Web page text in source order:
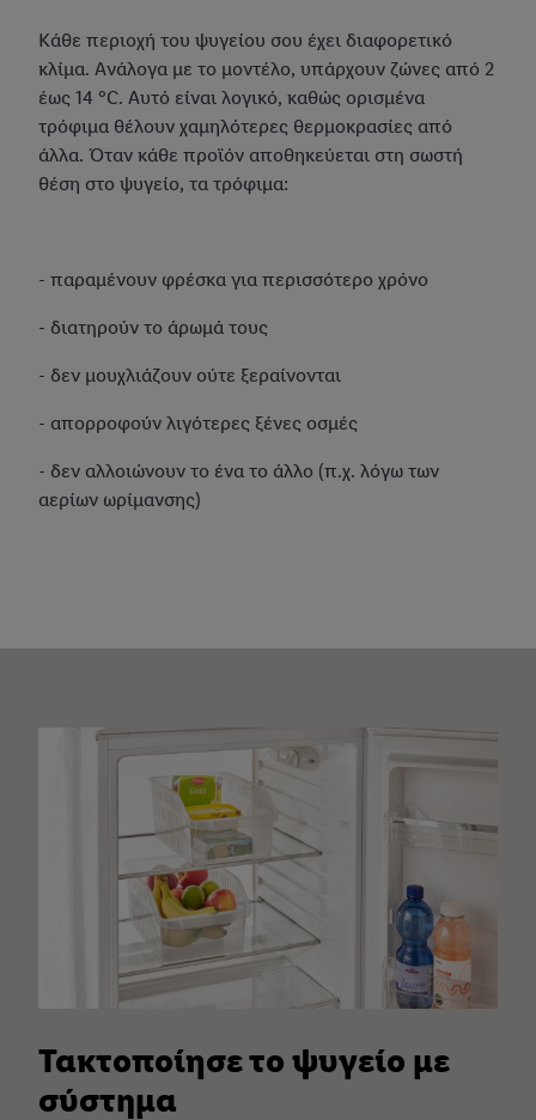
Κάθε περιοχή του ψυγείου σου έχει διαφορετικό
κλίμα. Ανάλογα με το μοντέλο, υπάρχουν ζώνες από 2
έως 14 °C. Αυτό είναι λογικό, καθώς ορισμένα
τρόφιμα θέλουν χαμηλότερες θερμοκρασίες από
άλλα. Όταν κάθε προϊόν αποθηκεύεται στη σωστή
θέση στο ψυγείο, τα τρόφιμα:
- παραμένουν φρέσκα για περισσότερο χρόνο
- διατηρούν το άρωμά τους
- δεν μουχλιάζουν ούτε ξεραίνονται
- απορροφούν λιγότερες ξένες οσμές
- δεν αλλοιώνουν το ένα το άλλο (π.χ. λόγω των
αερίων ωρίμανσης)
Τακτοποίησε το ψυγείο με
σύστημα